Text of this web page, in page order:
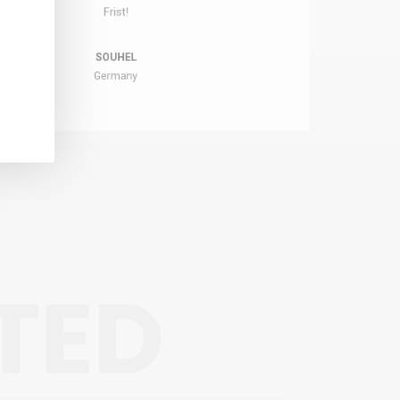
order placing of suitable products to my market!
MANNI
South Africa